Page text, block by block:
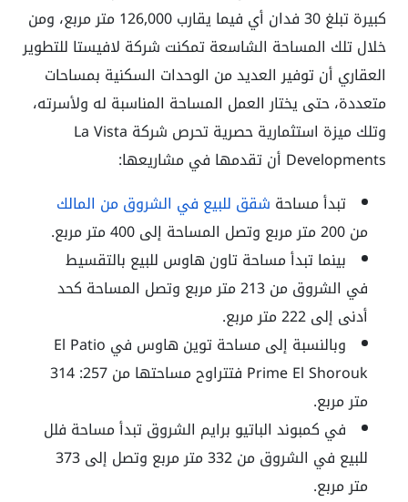
كبيرة تبلغ 30 فدان أي فيما يقارب 126,000 متر مربع، ومن
خلال تلك المساحة الشاسعة تمكنت شركة لافيستا للتطوير
العقاري أن توفير العديد من الوحدات السكنية بمساحات
متعددة، حتى يختار العمل المساحة المناسبة له ولأسرته،
وتلك ميزة استثمارية حصرية تحرص شركة La Vista
Developments أن تقدمها في مشاريعها:
تبدأ مساحة شقق للبيع في الشروق من المالك
من 200 متر مربع وتصل المساحة إلى 400 متر مربع.
بينما تبدأ مساحة تاون هاوس للبيع بالتقسيط
في الشروق من 213 متر مربع وتصل المساحة كحد
أدنى إلى 222 متر مربع.
وبالنسبة إلى مساحة توين هاوس في El Patio
Prime El Shorouk فتتراوح مساحتها من 257: 314
متر مربع.
في كمبوند الباتيو برايم الشروق تبدأ مساحة فلل
للبيع في الشروق من 332 متر مربع وتصل إلى 373
متر مربع.